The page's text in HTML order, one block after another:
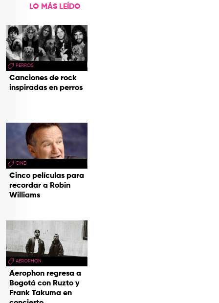
LO MÁS LEÍDO
PERROS
Canciones de rock
inspiradas en perros
CINE
Cinco películas para
recordar a Robin
Williams
AEROPHON
Aerophon regresa a
Bogotá con Ruzto y
Frank Takuma en